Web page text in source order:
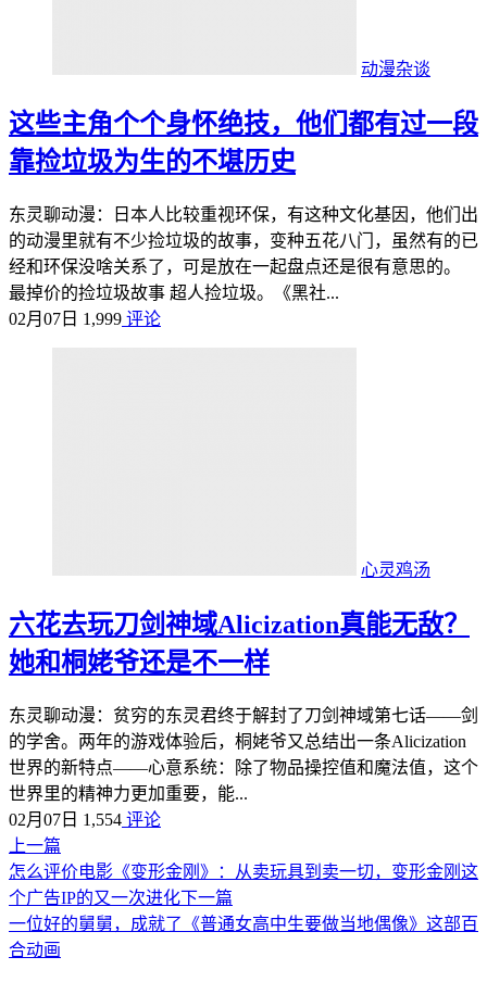
动漫杂谈
这些主角个个身怀绝技，他们都有过一段
靠捡垃圾为生的不堪历史
东灵聊动漫：日本人比较重视环保，有这种文化基因，他们出
的动漫里就有不少捡垃圾的故事，变种五花八门，虽然有的已
经和环保没啥关系了，可是放在一起盘点还是很有意思的。
最掉价的捡垃圾故事 超人捡垃圾。《黑社...
02月07日 1,999 评论
心灵鸡汤
六花去玩刀剑神域Alicization真能无敌？
她和桐姥爷还是不一样
东灵聊动漫：贫穷的东灵君终于解封了刀剑神域第七话——剑
的学舍。两年的游戏体验后，桐姥爷又总结出一条Alicization
世界的新特点——心意系统：除了物品操控值和魔法值，这个
世界里的精神力更加重要，能...
02月07日 1,554 评论
上一篇
怎么评价电影《变形金刚》：从卖玩具到卖一切，变形金刚这
个广告IP的又一次进化下一篇
一位好的舅舅，成就了《普通女高中生要做当地偶像》这部百
合动画